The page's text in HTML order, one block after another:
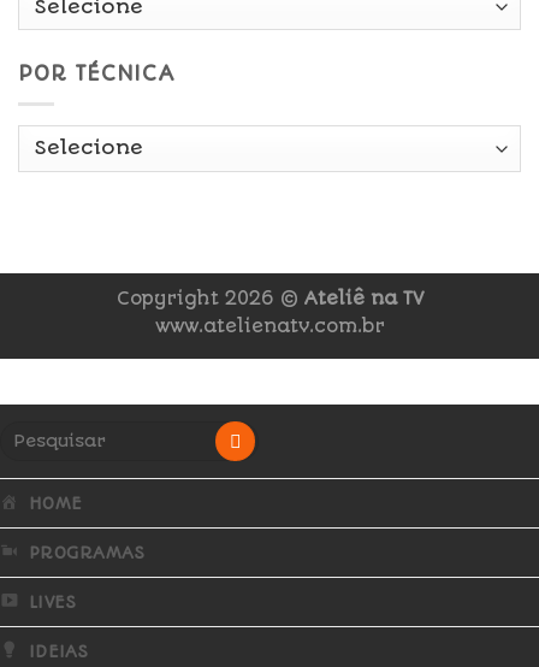
POR TÉCNICA
Copyright 2026 © Ateliê na TV
www.atelienatv.com.br
HOME
PROGRAMAS
LIVES
IDEIAS